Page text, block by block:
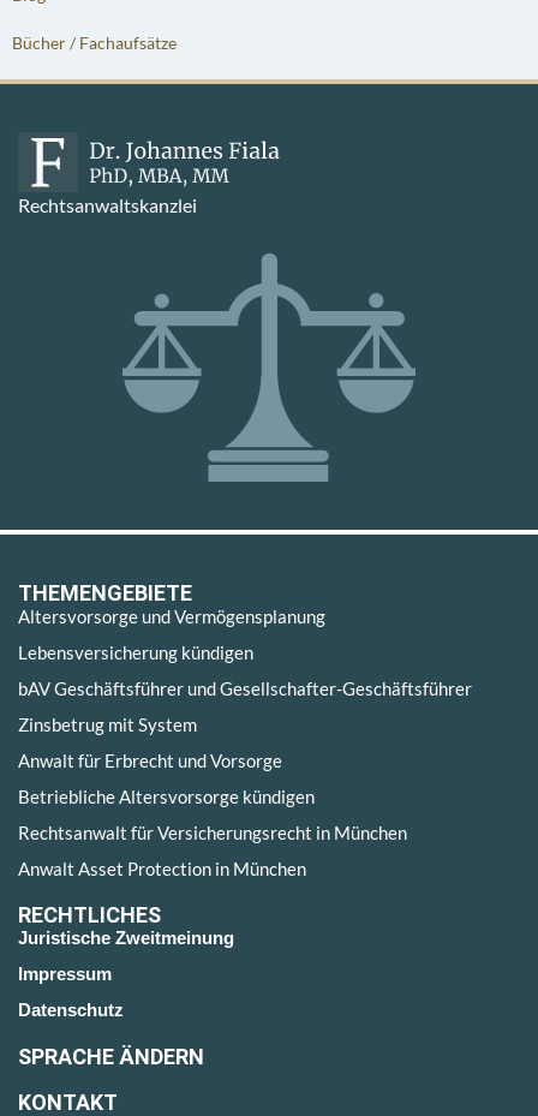
Bücher / Fachaufsätze
Rechtsanwaltskanzlei
THEMENGEBIETE
Altersvorsorge und Vermögensplanung
Lebensversicherung kündigen
bAV Geschäftsführer und Gesellschafter-Geschäftsführer
Zinsbetrug mit System
Anwalt für Erbrecht und Vorsorge
Betriebliche Altersvorsorge kündigen
Rechtsanwalt für Versicherungsrecht in München
Anwalt Asset Protection in München
RECHTLICHES
Juristische Zweitmeinung
Impressum
Datenschutz
SPRACHE ÄNDERN
KONTAKT